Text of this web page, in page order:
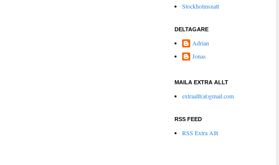
Stockholmsnatt
DELTAGARE
Adrian
Jonas
MAILA EXTRA ALLT
extraallt(at)gmail.com
RSS FEED
RSS Extra Allt